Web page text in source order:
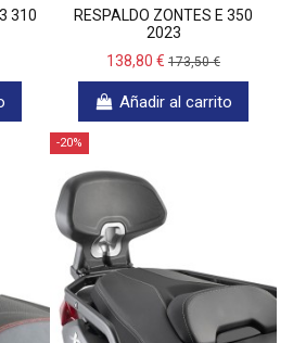
310
RESPALDO ZONTES E 350
2023
138,80 € 173,50 €
Añadir al carrito
-20%